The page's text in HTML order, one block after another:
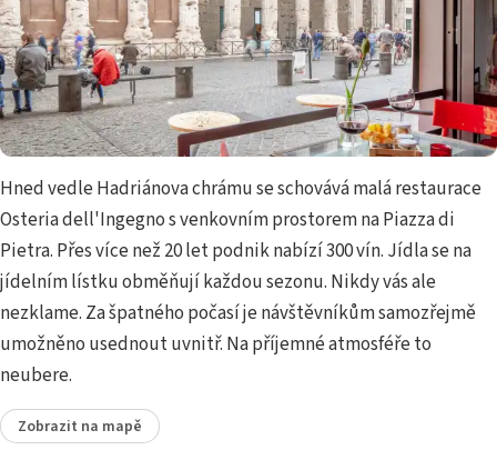
Hned vedle Hadriánova chrámu se schovává malá restaurace
Osteria dell'Ingegno s venkovním prostorem na Piazza di
Pietra. Přes více než 20 let podnik nabízí 300 vín. Jídla se na
jídelním lístku obměňují každou sezonu. Nikdy vás ale
nezklame. Za špatného počasí je návštěvníkům samozřejmě
umožněno usednout uvnitř. Na příjemné atmosféře to
neubere.
Zobrazit na mapě